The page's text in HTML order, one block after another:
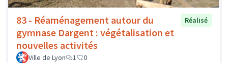
83 - Réaménagement autour du
gymnase Dargent : végétalisation et
nouvelles activités
Réalisé
Ville de Lyon 1 0